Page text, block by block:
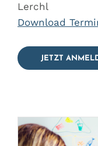
Lerchl
Download
JETZT